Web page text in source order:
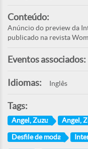
Conteúdo:
Anúncio do preview da
publicado na revista
Eventos associados:
Idiomas: Inglês
Tags:
Angel, Zuzu Angel,
Desfile de moda